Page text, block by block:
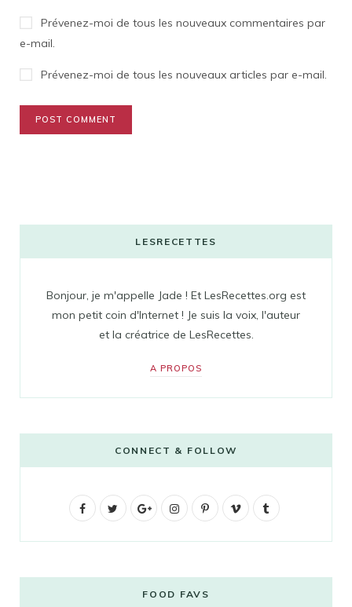
Prévenez-moi de tous les nouveaux commentaires par
e-mail.
Prévenez-moi de tous les nouveaux articles par e-mail.
LESRECETTES
Bonjour, je m'appelle Jade ! Et LesRecettes.org est
mon petit coin d'Internet ! Je suis la voix, l'auteur
et la créatrice de LesRecettes.
A PROPOS
CONNECT & FOLLOW
F
G
g
I
t
P
V
FOOD FAVS